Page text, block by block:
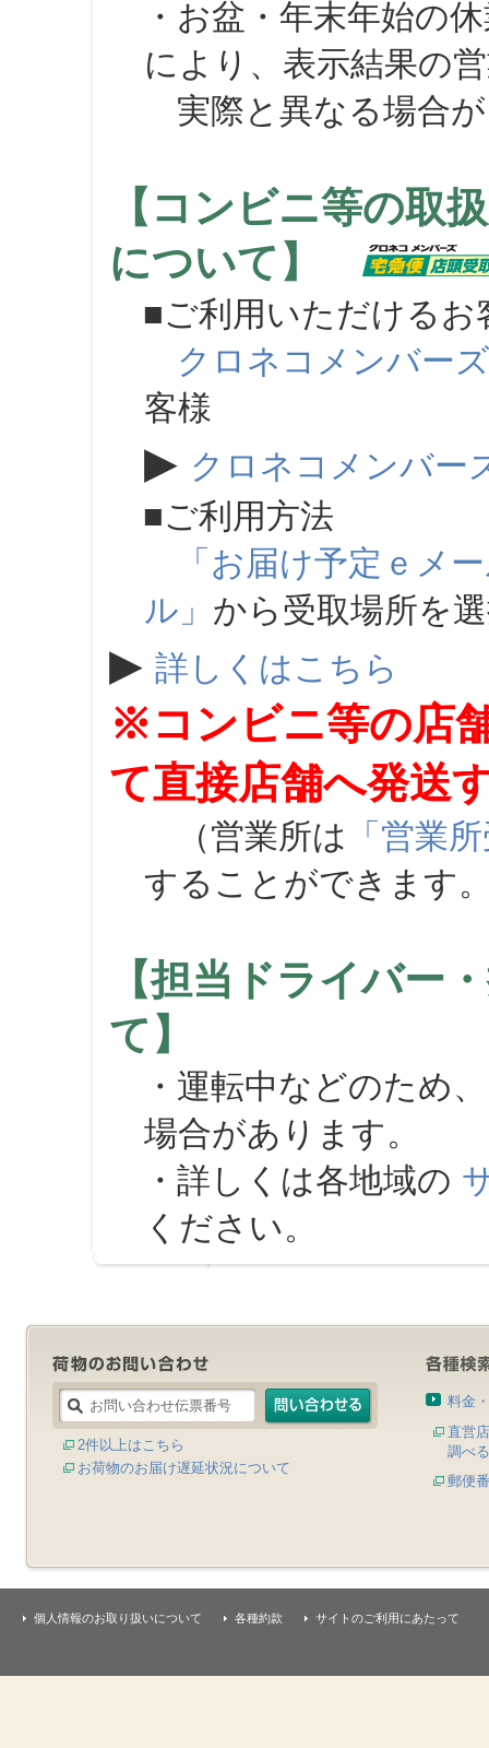
・お盆・年末年始の
により、表示結果の
実際と異なる場合が
【コンビニ等の取
について】
■ご利用いただけるお
クロネコメンバーズ
客様
▶ クロネコメンバー
■ご利用方法
「お届け予定ｅメ
ル」 から受取場所を
▶ 詳しくはこちら
※コンビニ等の店
て直接店舗へ発送
（営業所は 「営業
することができます
【担当ドライバー
て】
・運転中などのため
場合があります。
・詳しくは各地域の
ください。
2件以上はこちら
お荷物のお届け遅延状況について
料金
直営
調べる
郵便
個人情報のお取り扱いについて 各種約款 サイトのご利用にあたって